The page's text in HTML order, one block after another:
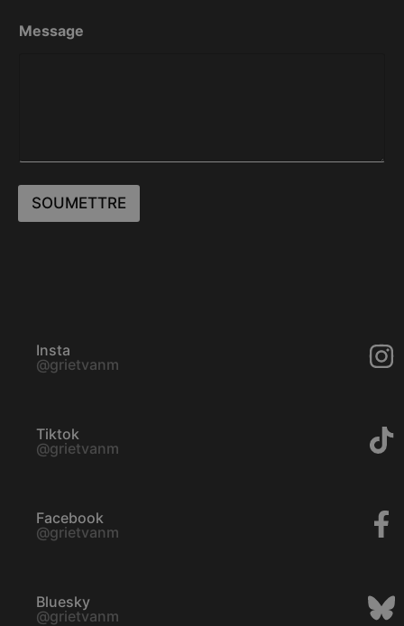
Message
SOUMETTRE
Insta
@grietvanm
Tiktok
@grietvanm
Facebook
@grietvanm
Bluesky
@grietvanm